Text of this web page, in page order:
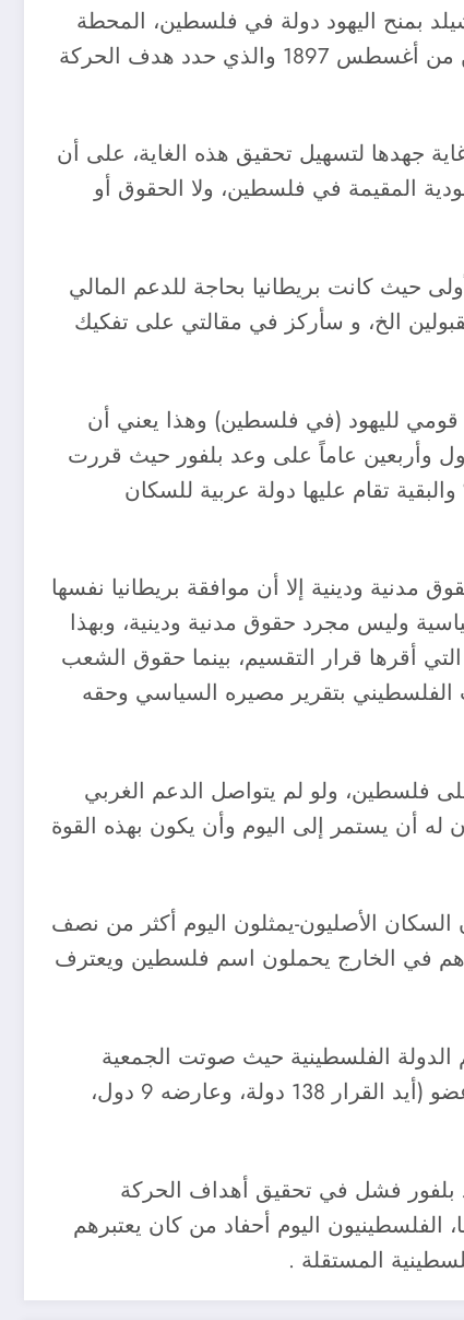
بريطانيا في 2 نوفمبر 1917 للمليونير اليهودي روتشيلد بمنح اليهود دولة في فلسطين، المحطة
الثانية لتأسيس المشروع الصهيوني بعد المؤتمر الصهيوني الأول في بازل في سويسرا يوم التاسع والعشرين من أغسطس 1897 والذي حدد هدف الحركة
جهدها لتسهيل تحقيق هذه الغاية، على أن
المقيمة في فلسطين، ولا الحقوق أو
حيث كانت بريطانيا بحاجة للدعم المالي
الخ، و سأركز في مقالتي على تفكيك
لليهود (في فلسطين) وهذا يعني أن
وأربعين عاماً على وعد بلفور حيث قررت
العامة للأمم المتحدة في نوفمبر 1947 تقسيم فلسطين إلى دولتين تقوم إسرائيل على مساحة 55% والبقية تقام عليها دولة عربية للسكان
ودينية إلا أن موافقة بريطانيا نفسها
وليس مجرد حقوق مدنية ودينية، وبهذا
أقرها قرار التقسيم، بينما حقوق الشعب
بتقرير مصيره السياسي وحقه
فلسطين، ولو لم يتواصل الدعم الغربي
أن يستمر إلى اليوم وأن يكون بهذه القوة
السكان الأصليون-يمثلون اليوم أكثر من نصف
في الخارج يحملون اسم فلسطين ويعترف
الفلسطينية حيث صوتت الجمعية
العمومية التابعة للأمم المتحدة في 29/11/2012 لصالح منح فلسطين – الضفة وغزة-صفة دولة مراقب غير عضو (أيد القرار 138 دولة، وعارضه 9 دول،
فشل في تحقيق أهداف الحركة
اليوم أحفاد من كان يعتبرهم
المستقلة .